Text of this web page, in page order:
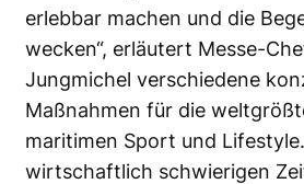
erlebbar machen und die
wecken“, erläutert Messe-
Jungmichel verschiedene
Maßnahmen für die
maritimen Sport und
wirtschaftlich schwierigen